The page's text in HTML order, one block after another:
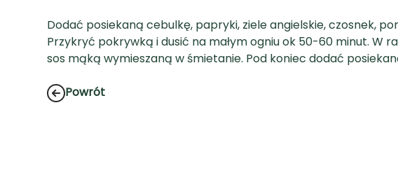
Dodać posiekaną cebulkę, papryki, ziele angielskie, czosnek,
Przykryć pokrywką i dusić na małym ogniu ok 50-60 minut. W
sos mąką wymieszaną w śmietanie. Pod koniec dodać
Powrót